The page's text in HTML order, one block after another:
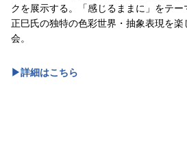
クを展示する。「感じるままに」をテ
正巳氏の独特の色彩世界・抽象表現を
会。
▶︎詳細はこちら